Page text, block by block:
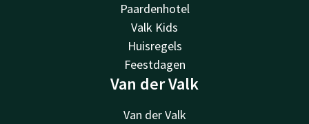
Paardenhotel
Valk Kids
Huisregels
Feestdagen
Van der Valk
Van der Valk